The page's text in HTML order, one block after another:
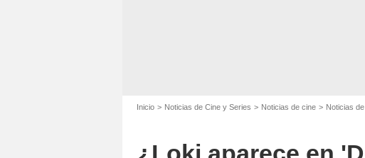
Inicio Noticias de Cine y Series Noticias de cine Noticias